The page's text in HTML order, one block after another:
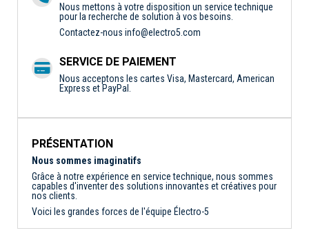
Nous mettons à votre disposition un service technique
pour la recherche de solution à vos besoins.
Contactez-nous info@electro5.com
SERVICE DE PAIEMENT
Nous acceptons les cartes Visa, Mastercard, American
Express et PayPal.
PRÉSENTATION
Nous sommes imaginatifs
Grâce à notre expérience en service technique, nous sommes
capables d'inventer des solutions innovantes et créatives pour
nos clients.
Voici les grandes forces de l'équipe Électro-5